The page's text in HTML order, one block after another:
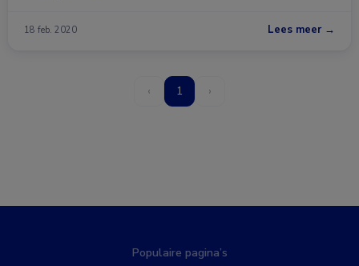
18 feb. 2020 Lees meer →
‹ 1 ›
Populaire pagina’s